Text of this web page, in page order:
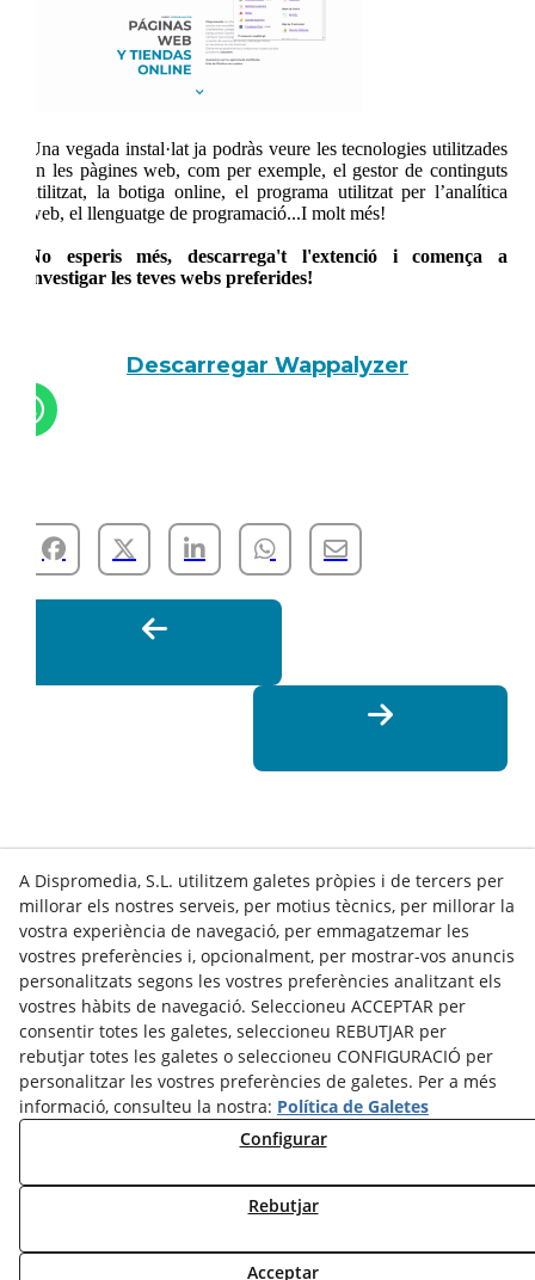
Una vegada instal·lat ja podràs veure les tecnologies utilitzades
en les pàgines web, com per exemple, el gestor de continguts
utilitzat, la botiga online, el programa utilitzat per l’analítica
web, el llenguatge de programació...I molt més!
No esperis més, descarrega't l'extenció i comença a
investigar les teves webs preferides!
Descarregar Wappalyzer
Contacte
Actualitat Política de Privacitat Cookies Policy
Avís Legal Termes i Condicions d'Ús Canal Denúncies
Política de Seguretat - ENS
Estat del Servei
Dilluns a Divendres:
8.00a15.00h
A Dispromedia, S.L. utilitzem galetes pròpies i de tercers per
millorar els nostres serveis, per motius tècnics, per millorar la
vostra experiència de navegació, per emmagatzemar les
vostres preferències i, opcionalment, per mostrar-vos anuncis
personalitzats segons les vostres preferències analitzant els
vostres hàbits de navegació. Seleccioneu ACCEPTAR per
consentir totes les galetes, seleccioneu REBUTJAR per
rebutjar totes les galetes o seleccioneu CONFIGURACIÓ per
personalitzar les vostres preferències de galetes. Per a més
informació, consulteu la nostra: Política de Galetes
Configurar
Rebutjar
Acceptar